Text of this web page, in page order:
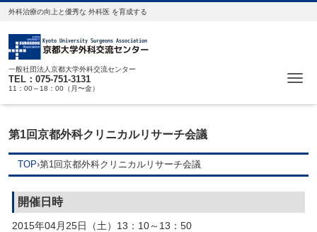
外科治療の向上と優秀な 外科医 を育成する
一般社団法人京都大学外科交流センター
TEL：075-751-3131
11：00～18：00（月〜金）
第1回京都外科クリニカルリサーチ会議
TOP›第1回京都外科クリニカルリサーチ会議
開催日時
2015年04月25日（土）13：10～13：50